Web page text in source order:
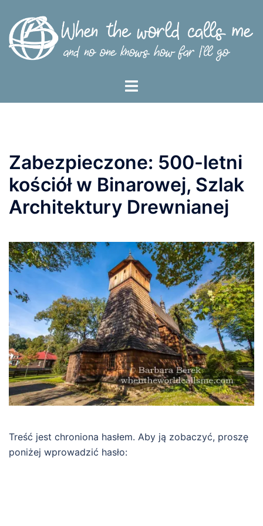
treści
Menu
Zabezpieczone: 500-letni
kościół w Binarowej, Szlak
Architektury Drewnianej
Treść jest chroniona hasłem. Aby ją zobaczyć, proszę
poniżej wprowadzić hasło: